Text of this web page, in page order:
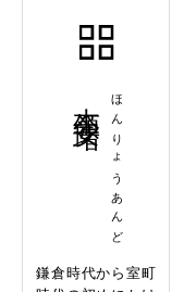
ほんりょうあんど
鎌倉時代から室町